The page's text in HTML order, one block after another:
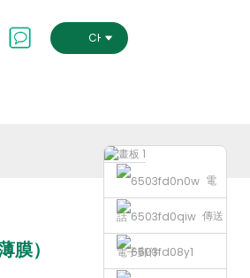
CHINESE TRADITIONAL
電
話 傳送
電子郵件
膜）